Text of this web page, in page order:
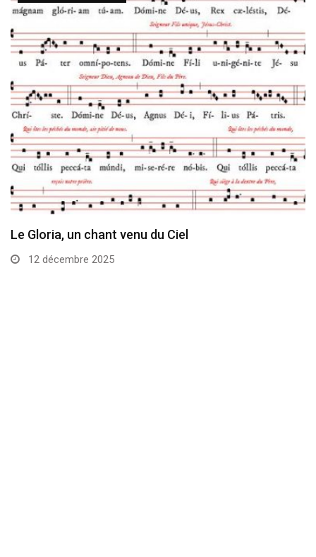
Le Gloria, un chant venu du Ciel
12 décembre 2025